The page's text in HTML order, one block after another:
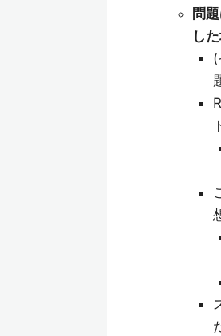
問
し
(